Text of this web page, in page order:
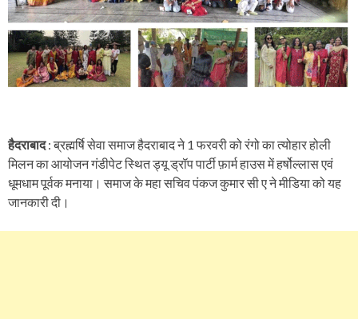
हैदराबाद: ब्रह्मर्षि सेवा समाज हैदराबाद ने 1 फरवरी को रंगो का त्योहार होली
मिलन का आयोजन गंडीपेट स्थित ड्यू ड्रॉप पार्टी फ़ार्म हाउस में हर्षोल्लास एवं
धूमधाम पूर्वक मनाया। समाज के महा सचिव पंकज कुमार सी ए ने मीडिया को यह
जानकारी दी।